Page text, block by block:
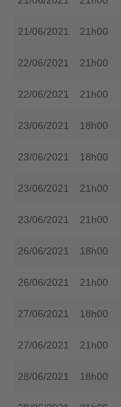
21/06/2021 21h00
22/06/2021 21h00
22/06/2021 21h00
23/06/2021 18h00
23/06/2021 18h00
23/06/2021 21h00
23/06/2021 21h00
26/06/2021 18h00
26/06/2021 21h00
27/06/2021 18h00
27/06/2021 21h00
28/06/2021 18h00